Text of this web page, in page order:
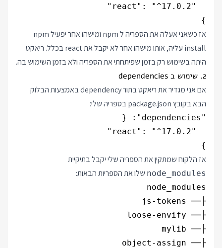
}
אז כשאני אעלה את הספריה ל npm ומישהו אחר יפעיל npm
install עליה, אותו מישהו אחר לא יקבל את react בכלל. ריאקט
היתה בשימוש רק בזמן שפיתחתי את הספריה ולא בזמן השימוש בה.
2. שימוש ב dependencies
אם אני מגדיר את ריאקט בתור dependency באמצעות הבלוק
הבא בקובץ package.json בספריה שלי:
}
אז הלקוח שמתקין את הספריה שלי יקבל בתיקיית
node_modules שלו את הספריות הבאות: